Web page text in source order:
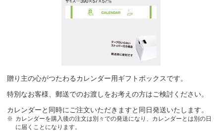
贈り主の心がつたわるカレンダー用ギフトボックスです。
特別なお客様、郵送でのお渡しをお考えの方はご検討ください。
カレンダーと同時にご注文いただきますと同日発送いたします。
カレンダーを購入後の注文は別々での発送になり、カレンダーとは別の日
に届くことになります。